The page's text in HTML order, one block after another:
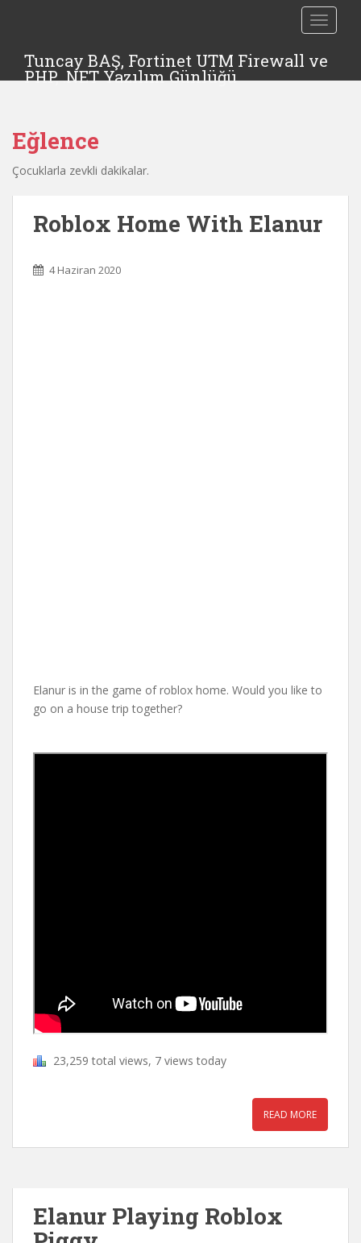
Tuncay BAŞ, Fortinet UTM Firewall ve
PHP, .NET Yazılım Günlüğü
Eğlence
Çocuklarla zevkli dakikalar.
Roblox Home With Elanur
4 Haziran 2020
Elanur is in the game of roblox home. Would you like to
go on a house trip together?
23,259 total views, 7 views today
READ MORE
Elanur Playing Roblox